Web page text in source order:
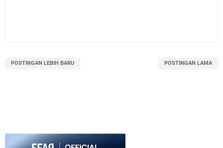
POSTINGAN LEBIH BARU POSTINGAN LAMA